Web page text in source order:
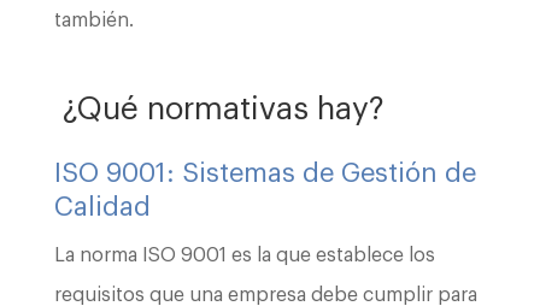
también.
¿Qué normativas hay?
ISO 9001: Sistemas de Gestión de
Calidad
La norma ISO 9001 es la que establece los
requisitos que una empresa debe cumplir para